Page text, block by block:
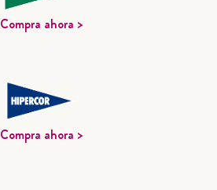
Compra ahora >
Compra ahora >